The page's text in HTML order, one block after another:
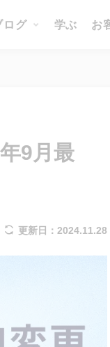
ログ 学ぶ お
9月最
更新日：2024.11.28